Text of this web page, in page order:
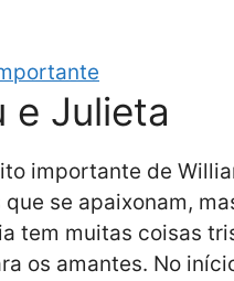
e Julieta
importante de
se apaixonam,
tem muitas coisas
os amantes. No